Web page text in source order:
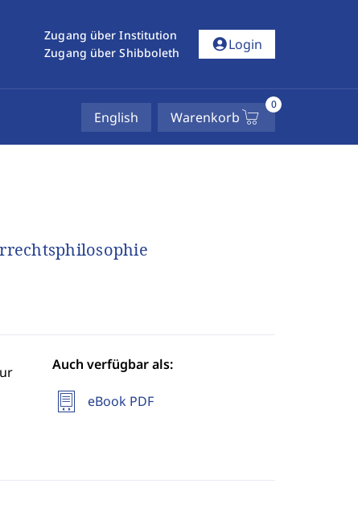
Zugang über Institution
Zugang über Shibboleth
account_circleLogin
English Warenkorb
0
Auch verfügbar als:
eBook PDF